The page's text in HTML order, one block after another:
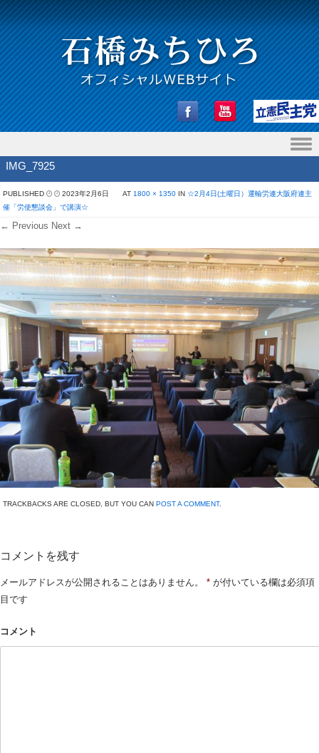
Skip to content
IMG_7925
PUBLISHED 2023年2月6日 AT 1800 × 1350 IN ☆2月4日(土曜日）運輸労連大阪府連主
催「労使懇談会」で講演☆
← Previous Next →
TRACKBACKS ARE CLOSED, BUT YOU CAN POST A COMMENT.
コメントを残す
メールアドレスが公開されることはありません。 * が付いている欄は必須項
目です
コメント